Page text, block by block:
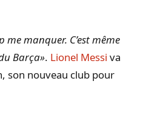
me manquer. C’est même
Barça». Lionel Messi va
son nouveau club pour